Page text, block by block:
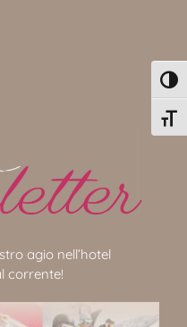
agio nell’hotel
corrente!